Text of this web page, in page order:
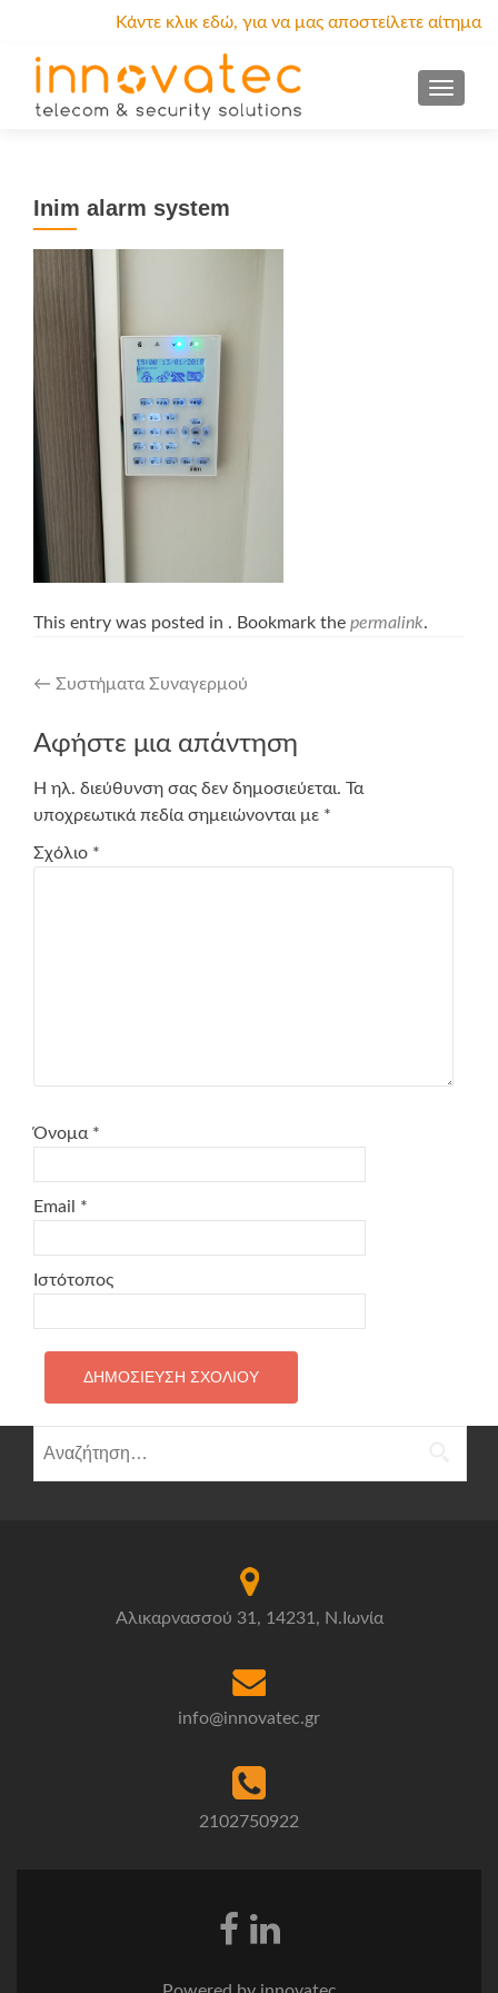
Κάντε κλικ εδώ, για να μας αποστείλετε αίτημα
προσφοράς.
MENU
Inim alarm system
This entry was posted in . Bookmark the permalink.
Post
navigation
← Συστήματα Συναγερμού
Αφήστε μια απάντηση
Η ηλ. διεύθυνση σας δεν δημοσιεύεται. Τα
υποχρεωτικά πεδία σημειώνονται με *
Σχόλιο *
Όνομα *
Email *
Ιστότοπος
για:
Αλικαρνασσού 31, 14231, Ν.Ιωνία
info@innovatec.gr
2102750922